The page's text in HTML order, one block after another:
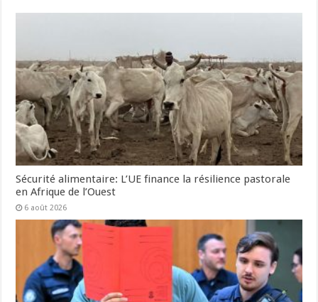
Sécurité alimentaire: L’UE finance la résilience pastorale
en Afrique de l’Ouest
6 août 2026